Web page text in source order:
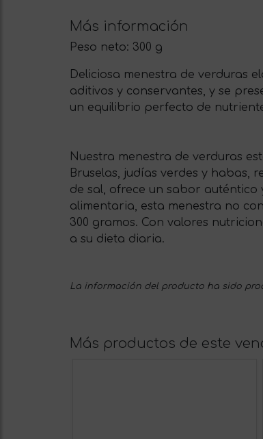
Más información
Peso neto: 300 g
Deliciosa menestra de verduras
aditivos y conservantes, y se
un equilibrio perfecto de
Nuestra menestra de verduras
Bruselas, judías verdes y habas,
de sal, ofrece un sabor
alimentaria, esta menestra no
300 gramos. Con valores
a su dieta diaria.
La información del producto ha sido
Más productos de este